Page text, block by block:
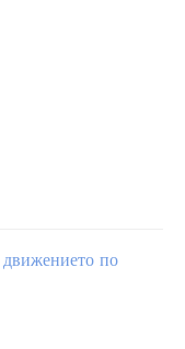
движението по